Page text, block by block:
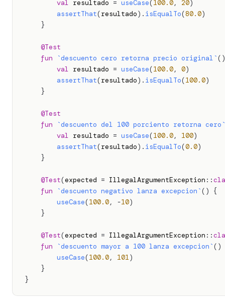
val resultado = useCase(100.0, 20)
assertThat(resultado) . isEqualTo(80.0)
}
@Test
fun
`descuento cero retorna precio original`( )
val resultado = useCase(100.0, 0)
assertThat(resultado) . isEqualTo(100.0)
}
@Test
fun
`descuento del 100 porciento retorna cero`
val resultado = useCase(100.0, 100)
assertThat(resultado) . isEqualTo(0.0)
}
@Test(expected = IllegalArgumentException ::
fun
`descuento negativo lanza excepcion`( )
{
useCase(100.0, -10)
}
@Test(expected = IllegalArgumentException ::
fun
`descuento mayor a 100 lanza excepcion`( )
useCase(100.0, 101)
}
}